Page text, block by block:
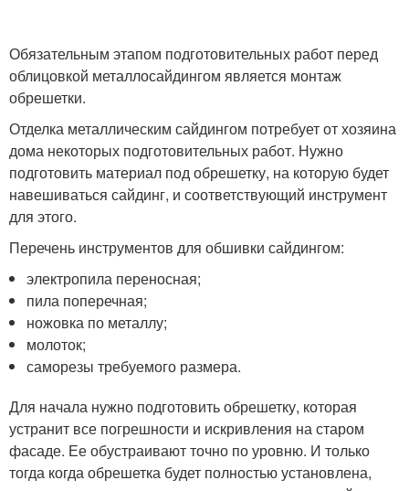
Обязательным этапом подготовительных работ перед
облицовкой металлосайдингом является монтаж
обрешетки.
Отделка металлическим сайдингом потребует от хозяина
дома некоторых подготовительных работ. Нужно
подготовить материал под обрешетку, на которую будет
навешиваться сайдинг, и соответствующий инструмент
для этого.
Перечень инструментов для обшивки сайдингом:
электропила переносная;
пила поперечная;
ножовка по металлу;
молоток;
саморезы требуемого размера.
Для начала нужно подготовить обрешетку, которая
устранит все погрешности и искривления на старом
фасаде. Ее обустраивают точно по уровню. И только
тогда когда обрешетка будет полностью установлена,